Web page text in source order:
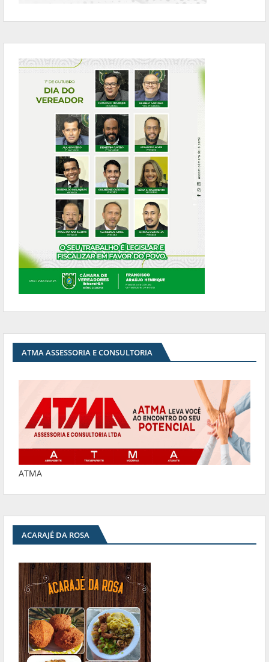
ATMA ASSESSORIA E CONSULTORIA
ATMA
ACARAJÉ DA ROSA